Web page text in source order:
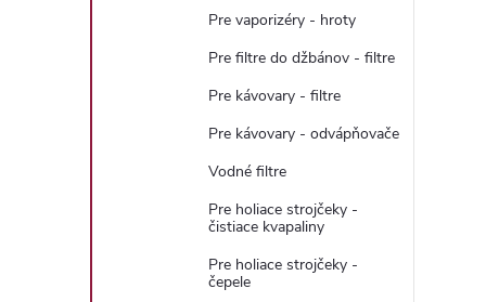
Pre vaporizéry - hroty
Pre filtre do džbánov - filtre
Pre kávovary - filtre
Pre kávovary - odvápňovače
Vodné filtre
Pre holiace strojčeky -
čistiace kvapaliny
Pre holiace strojčeky -
čepele